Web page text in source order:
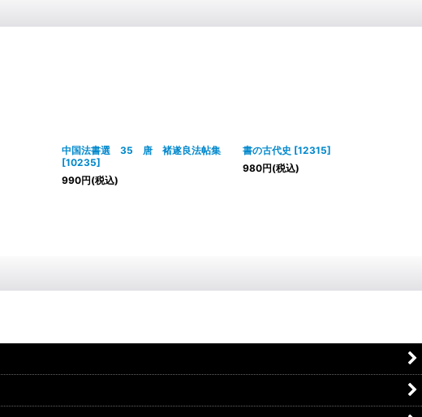
中国法書選 35 唐 褚遂良法帖集
[10235]
990円(税込)
書の古代史 [12315]
980円(税込)